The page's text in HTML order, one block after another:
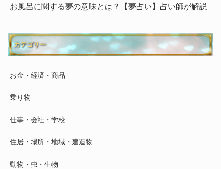
お風呂に関する夢の意味とは？【夢占い】占い師が解説
カテゴリー
お金・経済・商品
乗り物
仕事・会社・学校
住居・場所・地域・建造物
動物・虫・生物